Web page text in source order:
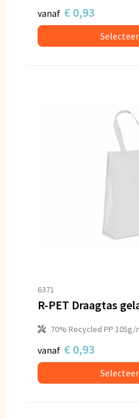
vanaf € 0,93
6371
70% Recycled PP 105g/
vanaf € 0,93